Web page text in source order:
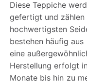
Diese Teppiche
gefertigt und zählen
hochwertigsten
bestehen häufig
eine
Herstellung erfolgt
Monate bis hin zu